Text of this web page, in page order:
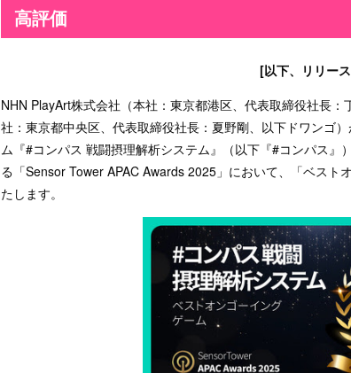
高評価
[以下、リリー
NHN PlayArt株式会社（本社：東京都港区、代表取締役社長
社：東京都中央区、代表取締役社長：夏野剛、以下ドワンゴ
ム『#コンパス 戦闘摂理解析システム』（以下『#コンパス
る「Sensor Tower APAC Awards 2025」において、「ベスト
たします。